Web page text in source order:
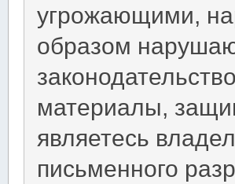
угрожающими,
образом
материалы,
являетесь
письменного